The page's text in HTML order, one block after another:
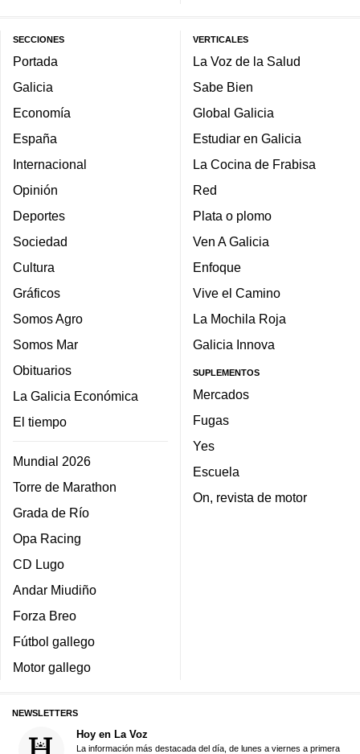
SECCIONES
Portada
Galicia
Economía
España
Internacional
Opinión
Deportes
Sociedad
Cultura
Gráficos
Somos Agro
Somos Mar
Obituarios
La Galicia Económica
El tiempo
Mundial 2026
Torre de Marathon
Grada de Río
Opa Racing
CD Lugo
Andar Miudiño
Forza Breo
Fútbol gallego
Motor gallego
VERTICALES
La Voz de la Salud
Sabe Bien
Global Galicia
Estudiar en Galicia
La Cocina de Frabisa
Red
Plata o plomo
Ven A Galicia
Enfoque
Vive el Camino
La Mochila Roja
Galicia Innova
SUPLEMENTOS
Mercados
Fugas
Yes
Escuela
On, revista de motor
NEWSLETTERS
Hoy en La Voz
La información más destacada del día, de lunes a viernes a primera